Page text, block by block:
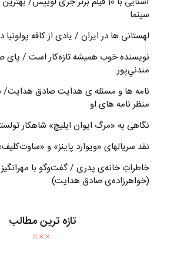
سینما
لهستانی ها در ایران / یادی از کافه پولونیا
نويسنده خوب هميشه تازه‌كار است / پای
مندني‌پور
نامه ها و مسئله ی هدایت صادق
منظر نامه های او
نگاهی به «مرگ ايوان ايليچ» شاهکار
نقد سریالهای «ویوارد پاینز» و
خاطراتِ خانه‌ی پدری / گفت‌وگو با
(خواهرزاده‌ی صادق هدايت)
تازه ترین مطالب